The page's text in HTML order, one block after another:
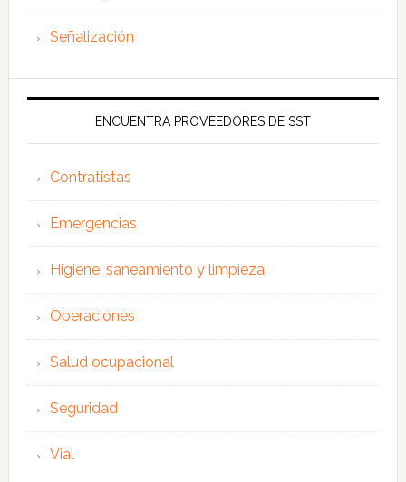
Señalización
ENCUENTRA PROVEEDORES DE SST
Contratistas
Emergencias
Higiene, saneamiento y limpieza
Operaciones
Salud ocupacional
Seguridad
Vial